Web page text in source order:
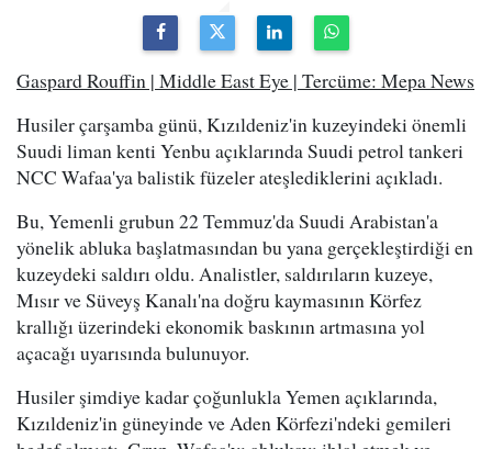
Gaspard Rouffin | Middle East Eye | Tercüme: Mepa News
Husiler çarşamba günü, Kızıldeniz'in kuzeyindeki önemli
Suudi liman kenti Yenbu açıklarında Suudi petrol tankeri
NCC Wafaa'ya balistik füzeler ateşlediklerini açıkladı.
Bu, Yemenli grubun 22 Temmuz'da Suudi Arabistan'a
yönelik abluka başlatmasından bu yana gerçekleştirdiği en
kuzeydeki saldırı oldu. Analistler, saldırıların kuzeye,
Mısır ve Süveyş Kanalı'na doğru kaymasının Körfez
krallığı üzerindeki ekonomik baskının artmasına yol
açacağı uyarısında bulunuyor.
Husiler şimdiye kadar çoğunlukla Yemen açıklarında,
Kızıldeniz'in güneyinde ve Aden Körfezi'ndeki gemileri